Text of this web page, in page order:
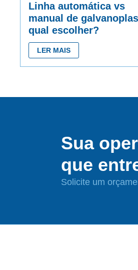
Linha automática vs
manual de
qual escolher?
LER MAIS
Sua
que
Solicite um